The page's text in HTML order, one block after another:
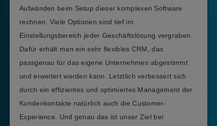
Aufwänden beim Setup dieser komplexen Software
rechnen. Viele Optionen sind tief im
Einstellungsbereich jeder Geschäftslösung vergraben.
Dafür erhält man ein sehr flexibles CRM, das
passgenau für das eigene Unternehmen abgestimmt
und erweitert werden kann. Letztlich verbessert sich
durch ein effizientes und optimiertes Management der
Kundenkontakte natürlich auch die Customer-
Experience. Und genau das ist unser Ziel bei